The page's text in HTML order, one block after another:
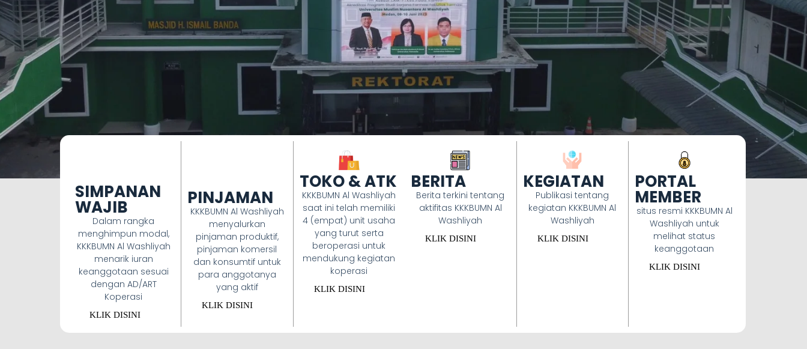
SIMPANAN
WAJIB
Dalam rangka
menghimpun modal,
KKKBUMN Al Washliyah
menarik iuran
keanggotaan sesuai
dengan AD/ART
Koperasi
KLIK DISINI
PINJAMAN
KKKBUMN Al Washliyah
menyalurkan
pinjaman produktif,
pinjaman komersil
dan konsumtif untuk
para anggotanya
yang aktif
KLIK DISINI
TOKO & ATK
KKKBUMN Al Washliyah
saat ini telah memiliki
4 (empat) unit usaha
yang turut serta
beroperasi untuk
mendukung kegiatan
koperasi
KLIK DISINI
BERITA
Berita terkini tentang
aktifitas KKKBUMN Al
Washliyah
KLIK DISINI
KEGIATAN
Publikasi tentang
kegiatan KKKBUMN Al
Washliyah
KLIK DISINI
PORTAL
MEMBER
situs resmi KKKBUMN Al
Washliyah untuk
melihat status
keanggotaan
KLIK DISINI